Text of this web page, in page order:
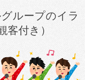
ループのイラ
客付き）